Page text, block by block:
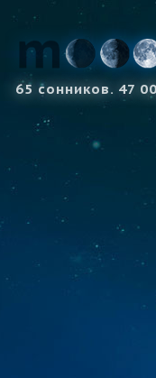
65 сонников. 47